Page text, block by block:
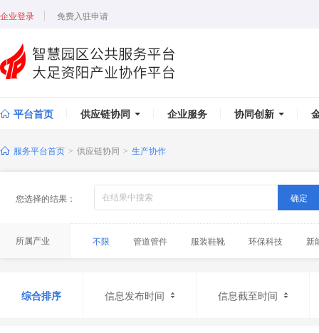
企业登录 免费入驻申请
平台首页 供应链协同 企业服务 协同创新
服务平台首页 > 供应链协同 > 生产协作
您选择的结果： 确定
所属产业 不限 管道管件 服装鞋靴 环保科技
新
综合排序 信息发布时间 信息截至时间